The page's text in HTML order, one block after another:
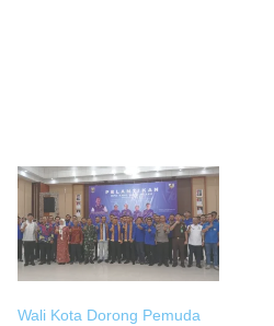
Wali Kota Dorong Pemuda